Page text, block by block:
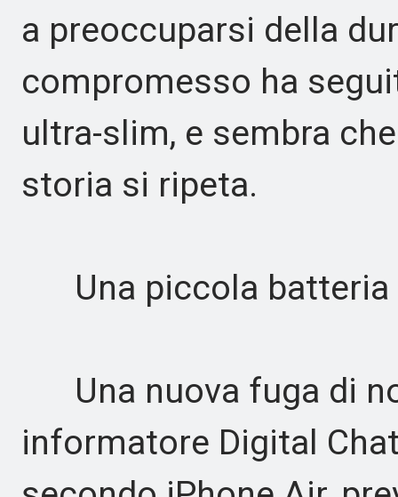
a preoccuparsi della
compromesso ha
ultra-slim, e sembra
storia si ripeta.
Una piccola batteria
Una nuova fuga di
informatore Digital